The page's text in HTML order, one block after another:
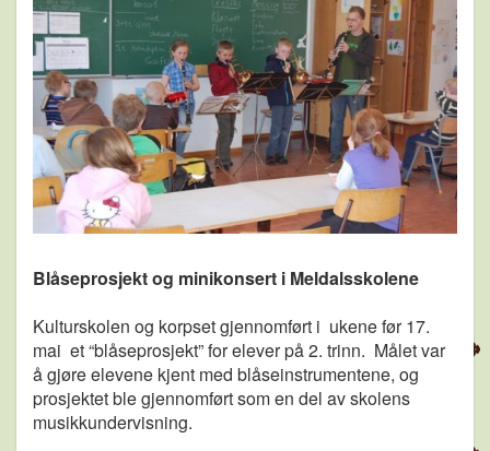
Blåseprosjekt og minikonsert i Meldalsskolene
Kulturskolen og korpset gjennomført i ukene før 17.
mai et “blåseprosjekt” for elever på 2. trinn. Målet var
å gjøre elevene kjent med blåseinstrumentene, og
prosjektet ble gjennomført som en del av skolens
musikkundervisning.